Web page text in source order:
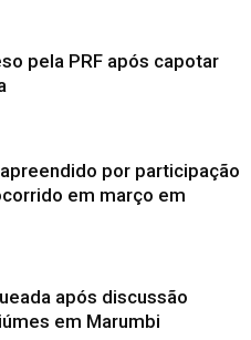
pela PRF após capotar
por participação
em março em
após discussão
em Marumbi